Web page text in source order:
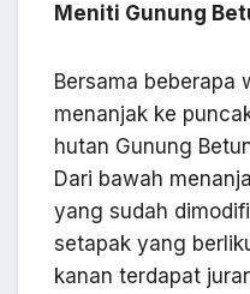
Meniti Gunung
Bersama beberapa
menanjak ke
hutan Gunung
Dari bawah
yang sudah
setapak yang
kanan terdapat